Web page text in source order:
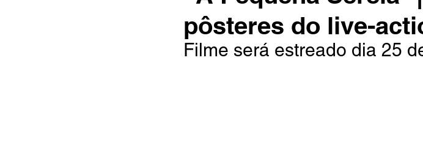
pôsteres do live-
Filme será estreado dia 25